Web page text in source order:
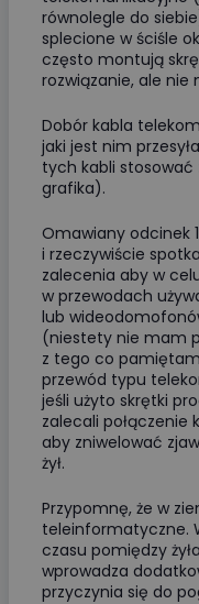
równolegle do
splecione w ściśle
często montują
rozwiązanie, ale nie
Dobór kabla
jaki jest nim
tych kabli
grafika).
Omawiany odcinek
i rzeczywiście
zalecenia aby w
w przewodach
lub
(niestety nie mam
z tego co
przewód typu
jeśli użyto skrętki
zalecali połączenie
aby zniwelować
żył.
Przypomnę, że w
teleinformatyczne.
czasu pomiędzy
wprowadza
przyczynia się do